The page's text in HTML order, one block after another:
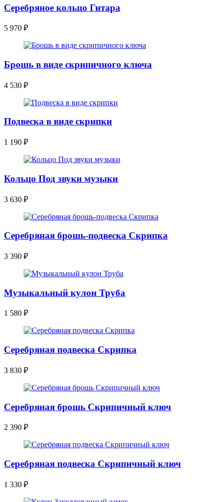
Серебряное кольцо Гитара
5 970 ₽
Брошь в виде скрипичного ключа
4 530 ₽
Подвеска в виде скрипки
1 190 ₽
Кольцо Под звуки музыки
3 630 ₽
Серебряная брошь-подвеска Скрипка
3 390 ₽
Музыкальный кулон Труба
1 580 ₽
Серебряная подвеска Скрипка
3 830 ₽
Серебряная брошь Скрипичный ключ
2 390 ₽
Серебряная подвеска Скрипичный ключ
1 330 ₽